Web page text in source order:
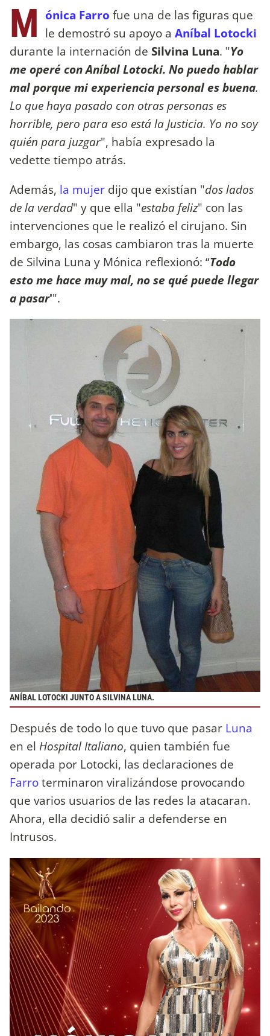
M ónica Farro fue una de las figuras que
le demostró su apoyo a Aníbal Lotocki
durante la internación de Silvina Luna. "Yo
me operé con Aníbal Lotocki. No puedo hablar
mal porque mi experiencia personal es buena.
Lo que haya pasado con otras personas es
horrible, pero para eso está la Justicia. Yo no soy
quién para juzgar", había expresado la
vedette tiempo atrás.
Además, la mujer dijo que existían "dos lados
de la verdad" y que ella "estaba feliz" con las
intervenciones que le realizó el cirujano. Sin
embargo, las cosas cambiaron tras la muerte
de Silvina Luna y Mónica reflexionó: “Todo
esto me hace muy mal, no se qué puede llegar
a pasar'".
ANÍBAL LOTOCKI JUNTO A SILVINA LUNA.
Después de todo lo que tuvo que pasar Luna
en el Hospital Italiano, quien también fue
operada por Lotocki, las declaraciones de
Farroterminaron viralizándose provocando
que varios usuarios de las redes la atacaran.
Ahora, ella decidió salir a defenderse en
Intrusos.